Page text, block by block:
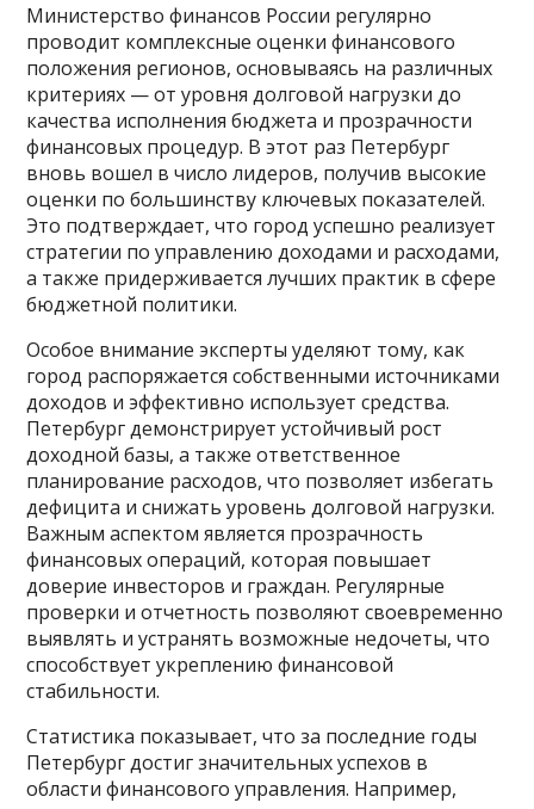
Министерство финансов России регулярно
проводит комплексные оценки финансового
положения регионов, основываясь на различных
критериях — от уровня долговой нагрузки до
качества исполнения бюджета и прозрачности
финансовых процедур. В этот раз Петербург
вновь вошел в число лидеров, получив высокие
оценки по большинству ключевых показателей.
Это подтверждает, что город успешно реализует
стратегии по управлению доходами и расходами,
а также придерживается лучших практик в сфере
бюджетной политики.
Особое внимание эксперты уделяют тому, как
город распоряжается собственными источниками
доходов и эффективно использует средства.
Петербург демонстрирует устойчивый рост
доходной базы, а также ответственное
планирование расходов, что позволяет избегать
дефицита и снижать уровень долговой нагрузки.
Важным аспектом является прозрачность
финансовых операций, которая повышает
доверие инвесторов и граждан. Регулярные
проверки и отчетность позволяют своевременно
выявлять и устранять возможные недочеты, что
способствует укреплению финансовой
стабильности.
Статистика показывает, что за последние годы
Петербург достиг значительных успехов в
области финансового управления. Например,